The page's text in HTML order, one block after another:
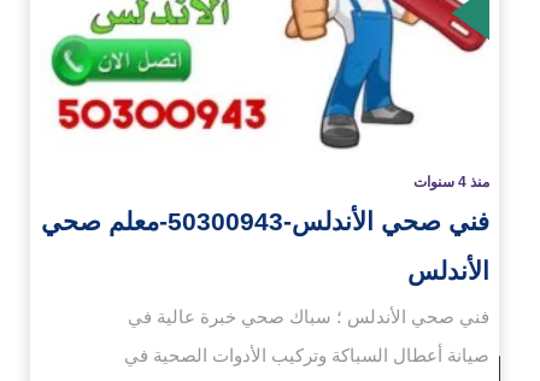
منذ 4 سنوات
فني صحي الأندلس-50300943-معلم صحي
الأندلس
فني صحي الأندلس ؛ سباك صحي خبرة عالية في
صيانة أعطال السباكة وتركيب الأدوات الصحية في